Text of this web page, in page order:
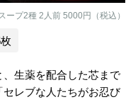
プ2種 2人前 5000円（税込）
生薬を配合した芯まで
レブな人たちがお忍び